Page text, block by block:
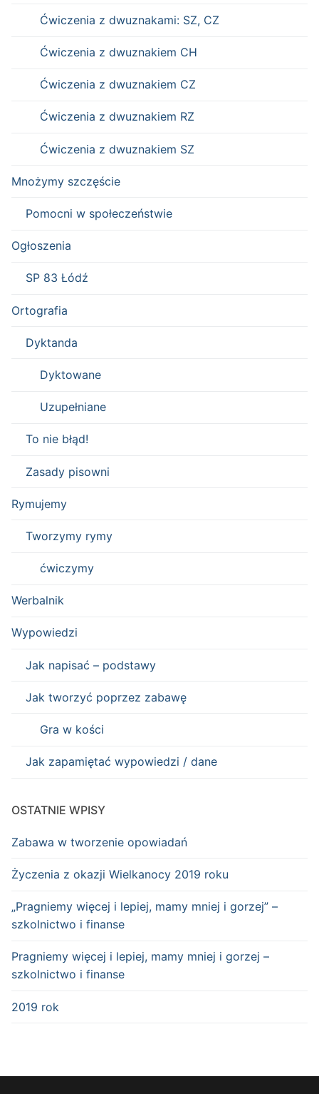
Ćwiczenia z dwuznakami: SZ, CZ
Ćwiczenia z dwuznakiem CH
Ćwiczenia z dwuznakiem CZ
Ćwiczenia z dwuznakiem RZ
Ćwiczenia z dwuznakiem SZ
Mnożymy szczęście
Pomocni w społeczeństwie
Ogłoszenia
SP 83 Łódź
Ortografia
Dyktanda
Dyktowane
Uzupełniane
To nie błąd!
Zasady pisowni
Rymujemy
Tworzymy rymy
ćwiczymy
Werbalnik
Wypowiedzi
Jak napisać – podstawy
Jak tworzyć poprzez zabawę
Gra w kości
Jak zapamiętać wypowiedzi / dane
OSTATNIE WPISY
Zabawa w tworzenie opowiadań
Życzenia z okazji Wielkanocy 2019 roku
„Pragniemy więcej i lepiej, mamy mniej i gorzej” –
szkolnictwo i finanse
Pragniemy więcej i lepiej, mamy mniej i gorzej –
szkolnictwo i finanse
2019 rok